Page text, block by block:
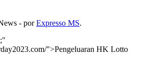
- porExpresso MS.
">Pengeluaran HK Lotto